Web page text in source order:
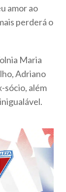
amor ao
perderá o
Maria
Adriano
sócio, além